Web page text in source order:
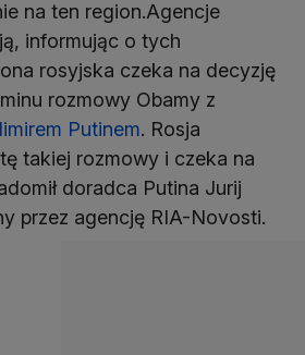
na ten region.Agencje
informując o tych
rosyjska czeka na decyzję
rozmowy Obamy z
Putinem. Rosja
takiej rozmowy i czeka na
doradca Putina Jurij
przez agencję RIA-Novosti.